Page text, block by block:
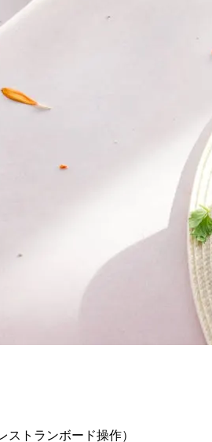
ストランボード操作）